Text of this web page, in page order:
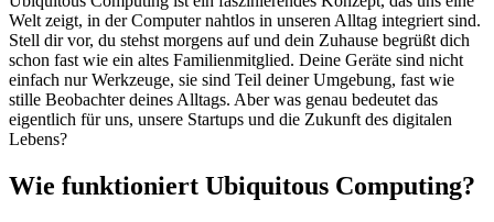
Welt zeigt, in der Computer nahtlos in unseren Alltag integriert sind.
Stell dir vor, du stehst morgens auf und dein Zuhause begrüßt dich
schon fast wie ein altes Familienmitglied. Deine Geräte sind nicht
einfach nur Werkzeuge, sie sind Teil deiner Umgebung, fast wie
stille Beobachter deines Alltags. Aber was genau bedeutet das
eigentlich für uns, unsere Startups und die Zukunft des digitalen
Lebens?
Wie funktioniert Ubiquitous Computing?